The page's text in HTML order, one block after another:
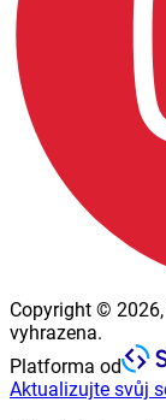
Copyright ©
vyhrazena.
Platforma od
Aktualizujte svůj